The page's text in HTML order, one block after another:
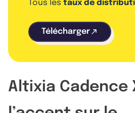
Tous les taux de
Télécharger
Altixia Cadence